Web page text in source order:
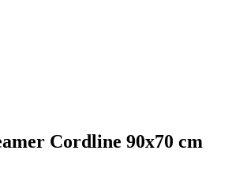
Cordline 90x70 cm